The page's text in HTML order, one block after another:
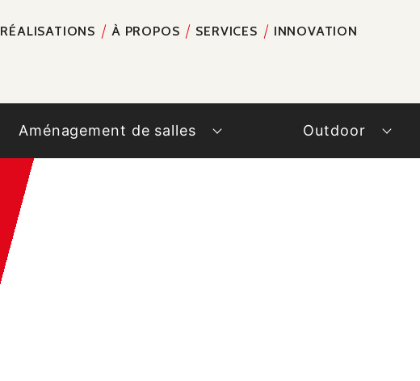
RÉALISATIONS À PROPOS SERVICES INNOVATION
Aménagement de salles Outdoor